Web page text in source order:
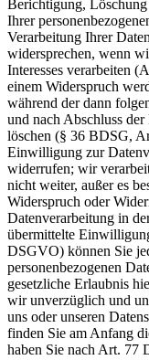
Berichtigung,
Ihrer
Verarbeitung Ihrer
widersprechen, wenn
Interesses verarbeiten
einem Widerspruch
während der dann
und nach Abschluss
löschen (§ 36 BDSG,
Einwilligung zur
widerrufen; wir
nicht weiter, außer es
Widerspruch oder
Datenverarbeitung in
übermittelte
DSGVO) können Sie
personenbezogenen
gesetzliche Erlaubnis
wir unverzüglich und
uns oder unseren
finden Sie am Anfang
haben Sie nach Art. 77